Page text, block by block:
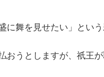
に舞を見せたい」とい
おうとしますが、祇王